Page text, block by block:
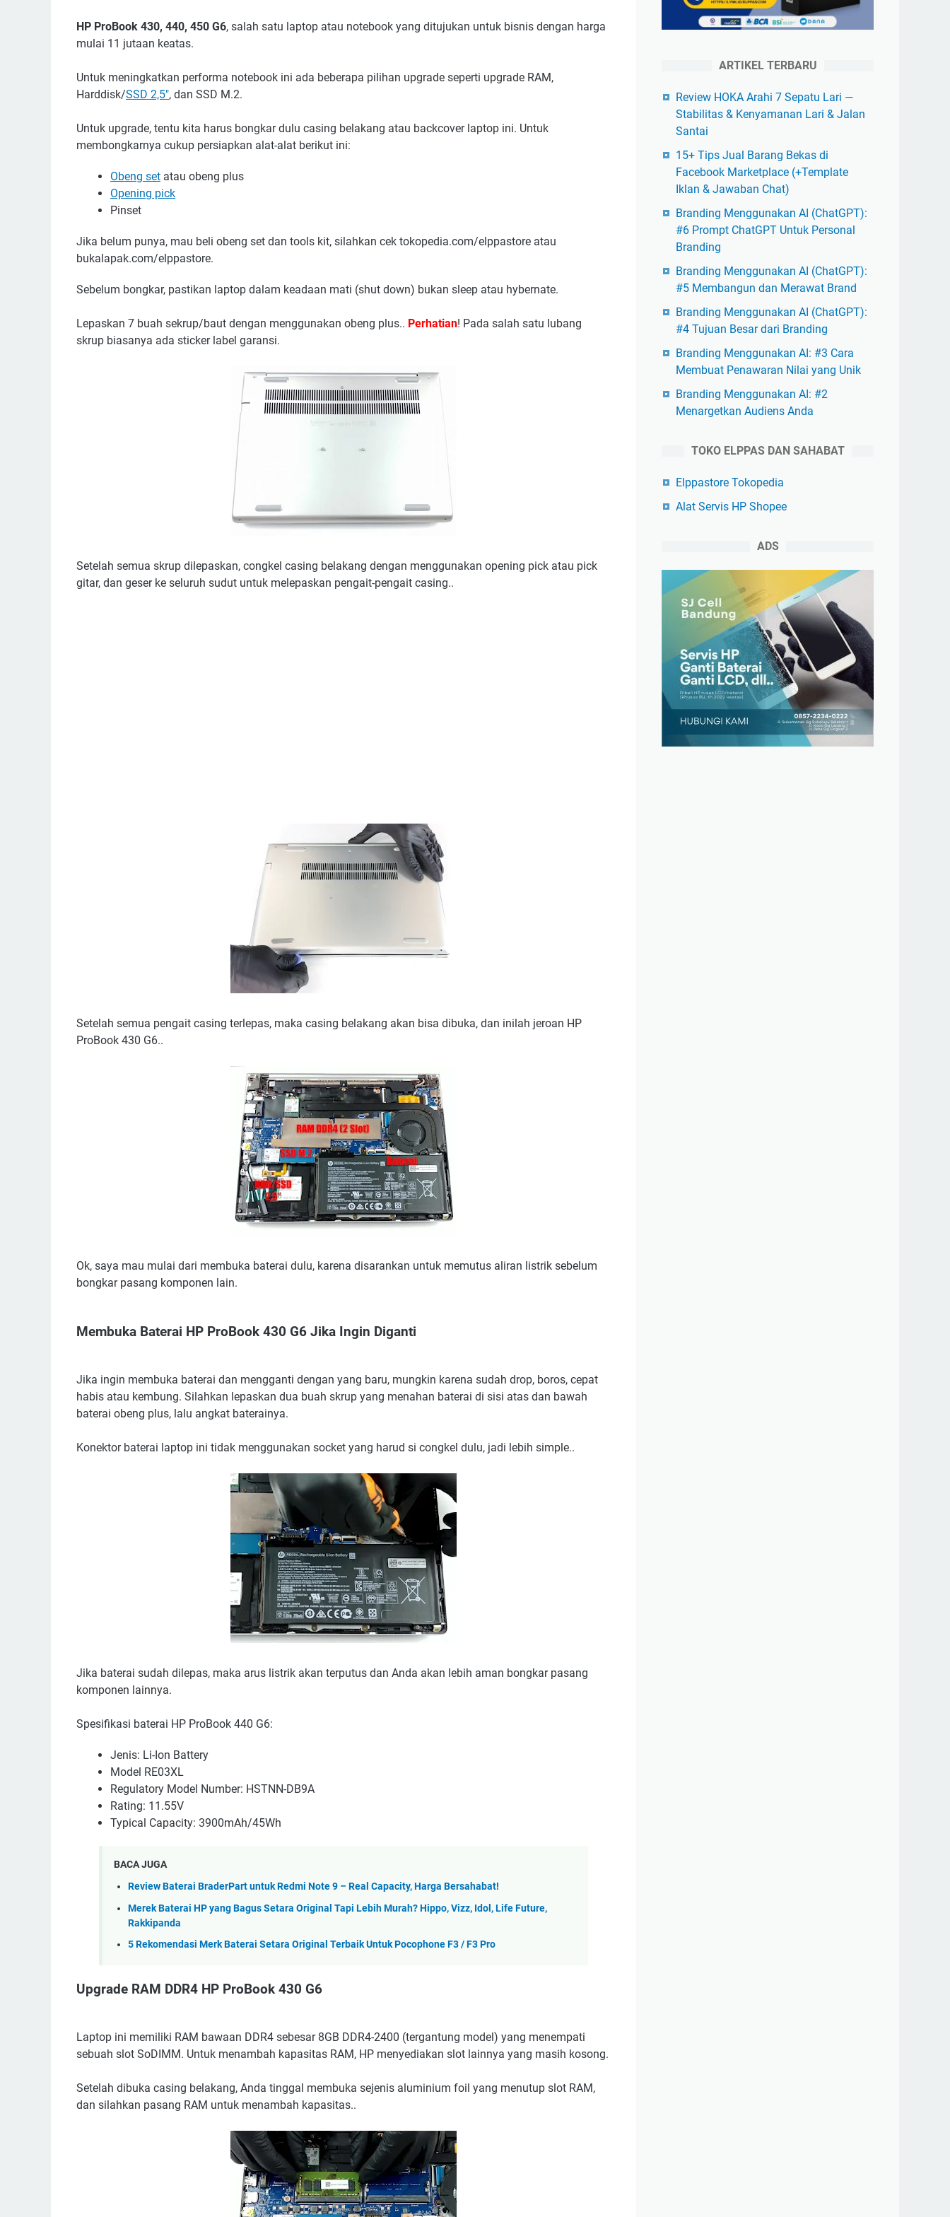
HP ProBook 430, 440, 450 G6, salah satu laptop atau notebook yang ditujukan untuk bisnis dengan harga
mulai 11 jutaan keatas.
Untuk meningkatkan performa notebook ini ada beberapa pilihan upgrade seperti upgrade RAM,
Harddisk/SSD 2,5", dan SSD M.2.
Untuk upgrade, tentu kita harus bongkar dulu casing belakang atau backcover laptop ini. Untuk
membongkarnya cukup persiapkan alat-alat berikut ini:
Obeng set atau obeng plus
Opening pick
Pinset
Jika belum punya, mau beli obeng set dan tools kit, silahkan cek tokopedia.com/elppastore atau
bukalapak.com/elppastore.
Sebelum bongkar, pastikan laptop dalam keadaan mati (shut down) bukan sleep atau hybernate.
Lepaskan 7 buah sekrup/baut dengan menggunakan obeng plus.. Perhatian! Pada salah satu lubang
skrup biasanya ada sticker label garansi.
Setelah semua skrup dilepaskan, congkel casing belakang dengan menggunakan opening pick atau pick
gitar, dan geser ke seluruh sudut untuk melepaskan pengait-pengait casing..
Setelah semua pengait casing terlepas, maka casing belakang akan bisa dibuka, dan inilah jeroan HP
ProBook 430 G6..
Ok, saya mau mulai dari membuka baterai dulu, karena disarankan untuk memutus aliran listrik sebelum
bongkar pasang komponen lain.
Membuka Baterai HP ProBook 430 G6 Jika Ingin Diganti
Jika ingin membuka baterai dan mengganti dengan yang baru, mungkin karena sudah drop, boros, cepat
habis atau kembung. Silahkan lepaskan dua buah skrup yang menahan baterai di sisi atas dan bawah
baterai obeng plus, lalu angkat baterainya.
Konektor baterai laptop ini tidak menggunakan socket yang harud si congkel dulu, jadi lebih simple..
Jika baterai sudah dilepas, maka arus listrik akan terputus dan Anda akan lebih aman bongkar pasang
komponen lainnya.
Spesifikasi baterai HP ProBook 440 G6:
Jenis: Li-Ion Battery
Model RE03XL
Regulatory Model Number: HSTNN-DB9A
Rating: 11.55V
Typical Capacity: 3900mAh/45Wh
BACA JUGA
Review Baterai BraderPart untuk Redmi Note 9 – Real Capacity, Harga Bersahabat!
Merek Baterai HP yang Bagus Setara Original Tapi Lebih Murah? Hippo, Vizz, Idol, Life Future,
Rakkipanda
5 Rekomendasi Merk Baterai Setara Original Terbaik Untuk Pocophone F3 / F3 Pro
Upgrade RAM DDR4 HP ProBook 430 G6
Laptop ini memiliki RAM bawaan DDR4 sebesar 8GB DDR4-2400 (tergantung model) yang menempati
sebuah slot SoDIMM. Untuk menambah kapasitas RAM, HP menyediakan slot lainnya yang masih kosong.
Setelah dibuka casing belakang, Anda tinggal membuka sejenis aluminium foil yang menutup slot RAM,
dan silahkan pasang RAM untuk menambah kapasitas..
ARTIKEL TERBARU
Review HOKA Arahi 7 Sepatu Lari —
Stabilitas & Kenyamanan Lari & Jalan
Santai
15+ Tips Jual Barang Bekas di
Facebook Marketplace (+Template
Iklan & Jawaban Chat)
Branding Menggunakan AI (ChatGPT):
#6 Prompt ChatGPT Untuk Personal
Branding
Branding Menggunakan AI (ChatGPT):
#5 Membangun dan Merawat Brand
Branding Menggunakan AI (ChatGPT):
#4 Tujuan Besar dari Branding
Branding Menggunakan AI: #3 Cara
Membuat Penawaran Nilai yang Unik
Branding Menggunakan AI: #2
Menargetkan Audiens Anda
TOKO ELPPAS DAN SAHABAT
Elppastore Tokopedia
Alat Servis HP Shopee
ADS